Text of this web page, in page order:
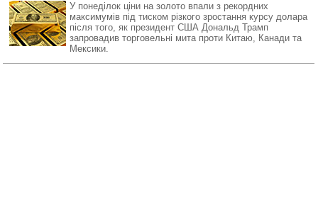
У понеділок ціни на золото впали з рекордних
максимумів під тиском різкого зростання курсу долара
після того, як президент США Дональд Трамп
запровадив торговельні мита проти Китаю, Канади та
Мексики.